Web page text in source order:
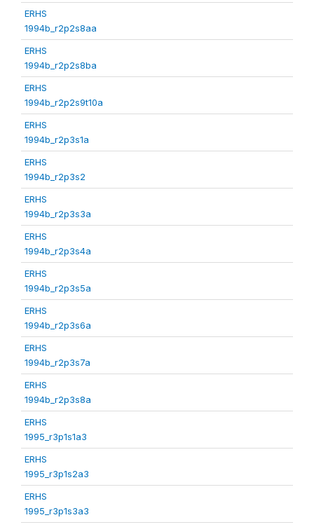
ERHS
1994b_r2p2s8aa
ERHS
1994b_r2p2s8ba
ERHS
1994b_r2p2s9t10a
ERHS
1994b_r2p3s1a
ERHS
1994b_r2p3s2
ERHS
1994b_r2p3s3a
ERHS
1994b_r2p3s4a
ERHS
1994b_r2p3s5a
ERHS
1994b_r2p3s6a
ERHS
1994b_r2p3s7a
ERHS
1994b_r2p3s8a
ERHS
1995_r3p1s1a3
ERHS
1995_r3p1s2a3
ERHS
1995_r3p1s3a3